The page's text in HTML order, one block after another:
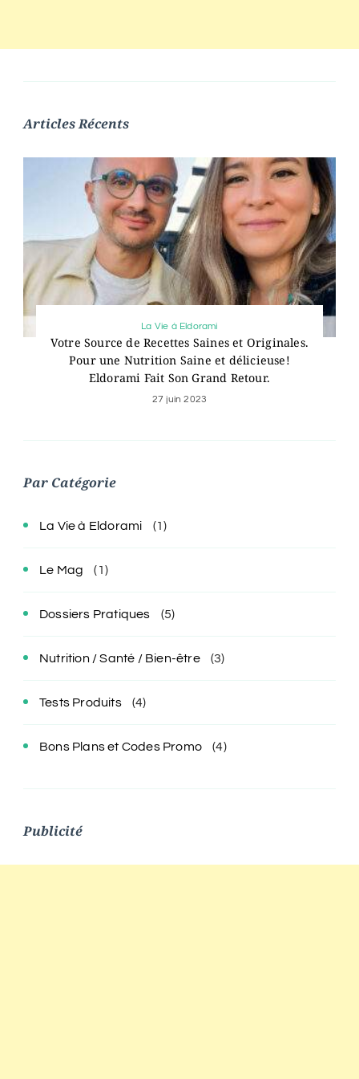
Articles Récents
La Vie à Eldorami
Votre Source de Recettes Saines et Originales.
Pour une Nutrition Saine et délicieuse!
Eldorami Fait Son Grand Retour.
27 juin 2023
Par Catégorie
La Vie à Eldorami (1)
Le Mag (1)
Dossiers Pratiques (5)
Nutrition / Santé / Bien-être (3)
Tests Produits (4)
Bons Plans et Codes Promo (4)
Publicité